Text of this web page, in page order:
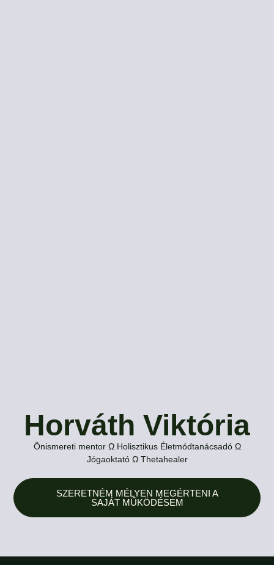
Horváth Viktória
Önismereti mentor Ω Holisztikus Életmódtanácsadó Ω
Jógaoktató Ω Thetahealer
SZERETNÉM MÉLYEN MEGÉRTENI A
SAJÁT MŰKÖDÉSEM